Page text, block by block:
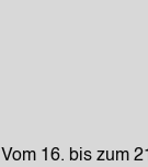
Vom 16. bis zum